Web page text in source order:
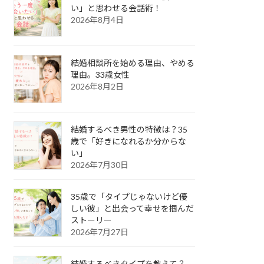
い」と思わせる会話術！
2026年8月4日
結婚相談所を始める理由、やめる
理由。33歳女性
2026年8月2日
結婚するべき男性の特徴は？35
歳で「好きになれるか分からな
い」
2026年7月30日
35歳で「タイプじゃないけど優
しい彼」と出会って幸せを掴んだ
ストーリー
2026年7月27日